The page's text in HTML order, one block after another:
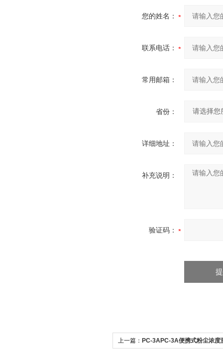
您的姓名：
联系电话：
常用邮箱：
省份：
详细地址：
补充说明：
验证码：
上一篇： PC-3APC-3A便携式粉尘浓度